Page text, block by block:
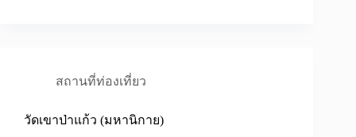
สถานที่ท่องเที่ยว
วัดเขาป่าแก้ว (มหานิกาย)